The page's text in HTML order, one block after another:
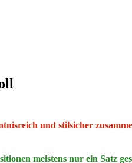
und stilsicher
meistens nur ein Satz